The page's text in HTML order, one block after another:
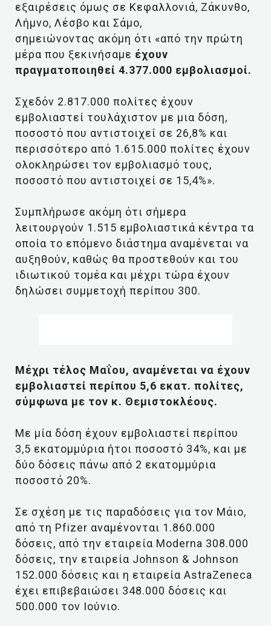
εξαιρέσεις όμως σε Κεφαλλονιά, Ζάκυνθο,
Λήμνο, Λέσβο και Σάμο,
σημειώνοντας ακόμη ότι «από την πρώτη
μέρα που ξεκινήσαμε έχουν
πραγματοποιηθεί 4.377.000 εμβολιασμοί.
Σχεδόν 2.817.000 πολίτες έχουν
εμβολιαστεί τουλάχιστον με μια δόση,
ποσοστό που αντιστοιχεί σε 26,8% και
περισσότερο από 1.615.000 πολίτες έχουν
ολοκληρώσει τον εμβολιασμό τους,
ποσοστό που αντιστοιχεί σε 15,4%».
Συμπλήρωσε ακόμη ότι σήμερα
λειτουργούν 1.515 εμβολιαστικά κέντρα τα
οποία το επόμενο διάστημα αναμένεται να
αυξηθούν, καθώς θα προστεθούν και του
ιδιωτικού τομέα και μέχρι τώρα έχουν
δηλώσει συμμετοχή περίπου 300.
Μέχρι τέλος Μαΐου, αναμένεται να έχουν
εμβολιαστεί περίπου 5,6 εκατ. πολίτες,
σύμφωνα με τον κ. Θεμιστοκλέους.
Με μία δόση έχουν εμβολιαστεί περίπου
3,5 εκατομμύρια ήτοι ποσοστό 34%, και με
δύο δόσεις πάνω από 2 εκατομμύρια
ποσοστό 20%.
Σε σχέση με τις παραδόσεις για τον Μάιο,
από τη Pfizer αναμένονται 1.860.000
δόσεις, από την εταιρεία Moderna 308.000
δόσεις, την εταιρεία Johnson & Johnson
152.000 δόσεις και η εταιρεία AstraΖeneca
έχει επιβεβαιώσει 348.000 δόσεις και
500.000 τον Ιούνιο.